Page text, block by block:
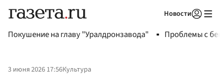
Новости
Покушение на главу "Уралдронзавода" Проблемы с
3 июня 2026 17:56Культура